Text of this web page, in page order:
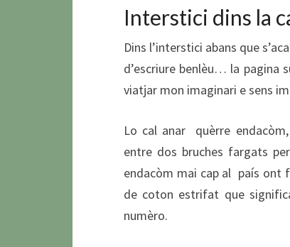
Interstici dins la
Dins l’interstici abans que
d’escriure benlèu… la pagina
viatjar mon imaginari e sens
Lo cal anar quèrre
entre dos bruches fargats
endacòm mai cap al país ont
de coton estrifat que
numèro.